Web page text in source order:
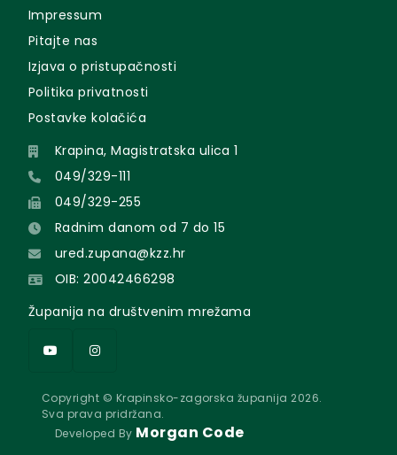
Impressum
Pitajte nas
Izjava o pristupačnosti
Politika privatnosti
Postavke kolačića
Krapina, Magistratska ulica 1
049/329-111
049/329-255
Radnim danom od 7 do 15
ured.zupana@kzz.hr
OIB: 20042466298
Županija na društvenim mrežama
Copyright © Krapinsko-zagorska županija 2026.
Sva prava pridržana.
Developed By Morgan Code